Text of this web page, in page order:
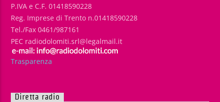
P.IVA e C.F. 01418590228
Reg. Imprese di Trento n.01418590228
Tel./Fax 0461/987161
PEC radiodolomiti.srl@legalmail.it
Trasparenza
Diretta radio